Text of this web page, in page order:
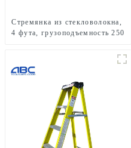
Стремянка из стекловолокна,
4 фута, грузоподъемность 250